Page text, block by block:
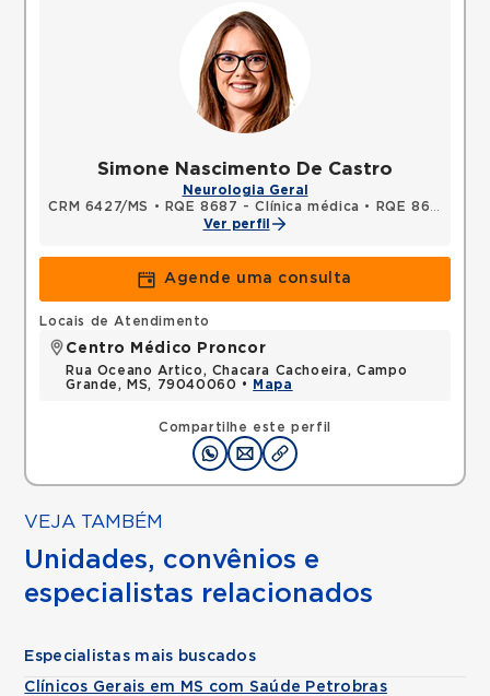
Simone Nascimento De Castro
Neurologia Geral
CRM 6427/MS
• RQE 8687 - Clínica médica •
RQE 8688 - Neurologia
Ver perfil
Agende uma consulta
Compartilhe este perfil
Locais de Atendimento
Centro Médico Proncor
Rua Oceano Artico, Chacara Cachoeira, Campo
Grande, MS, 79040060 •
Mapa
VEJA TAMBÉM
Unidades, convênios e
especialistas relacionados
Especialistas mais buscados
Clínicos Gerais em MS com Saúde Petrobras